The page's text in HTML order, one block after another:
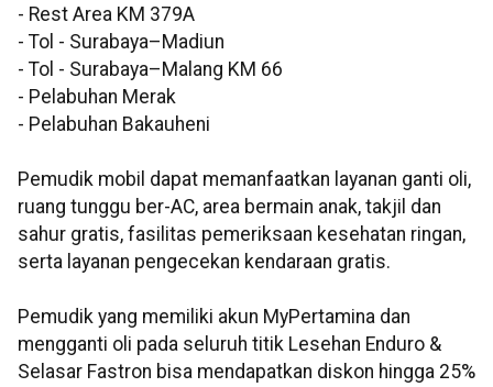
- Rest Area KM 379A
- Tol - Surabaya–Madiun
- Tol - Surabaya–Malang KM 66
- Pelabuhan Merak
- Pelabuhan Bakauheni
Pemudik mobil dapat memanfaatkan layanan ganti oli,
ruang tunggu ber-AC, area bermain anak, takjil dan
sahur gratis, fasilitas pemeriksaan kesehatan ringan,
serta layanan pengecekan kendaraan gratis.
Pemudik yang memiliki akun MyPertamina dan
mengganti oli pada seluruh titik Lesehan Enduro &
Selasar Fastron bisa mendapatkan diskon hingga 25%